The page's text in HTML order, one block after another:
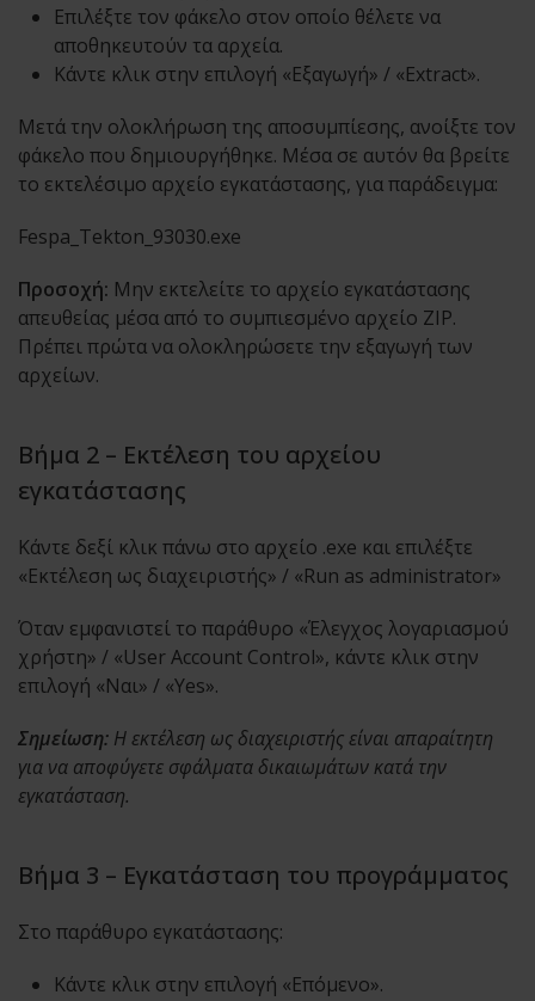
Επιλέξτε τον φάκελο στον οποίο θέλετε να
αποθηκευτούν τα αρχεία.
Κάντε κλικ στην επιλογή «Εξαγωγή» / «Extract».
Μετά την ολοκλήρωση της αποσυμπίεσης, ανοίξτε τον
φάκελο που δημιουργήθηκε. Μέσα σε αυτόν θα βρείτε
το εκτελέσιμο αρχείο εγκατάστασης, για παράδειγμα:
Fespa_Tekton_93030.exe
Προσοχή: Μην εκτελείτε το αρχείο εγκατάστασης
απευθείας μέσα από το συμπιεσμένο αρχείο ZIP.
Πρέπει πρώτα να ολοκληρώσετε την εξαγωγή των
αρχείων.
Βήμα 2 – Εκτέλεση του αρχείου
εγκατάστασης
Κάντε δεξί κλικ πάνω στο αρχείο .exe και επιλέξτε
«Εκτέλεση ως διαχειριστής» / «Run as administrator»
Όταν εμφανιστεί το παράθυρο «Έλεγχος λογαριασμού
χρήστη» / «User Account Control», κάντε κλικ στην
επιλογή «Ναι» / «Yes».
Σημείωση: Η εκτέλεση ως διαχειριστής είναι απαραίτητη
για να αποφύγετε σφάλματα δικαιωμάτων κατά την
εγκατάσταση.
Βήμα 3 – Εγκατάσταση του προγράμματος
Στο παράθυρο εγκατάστασης:
Κάντε κλικ στην επιλογή «Επόμενο».